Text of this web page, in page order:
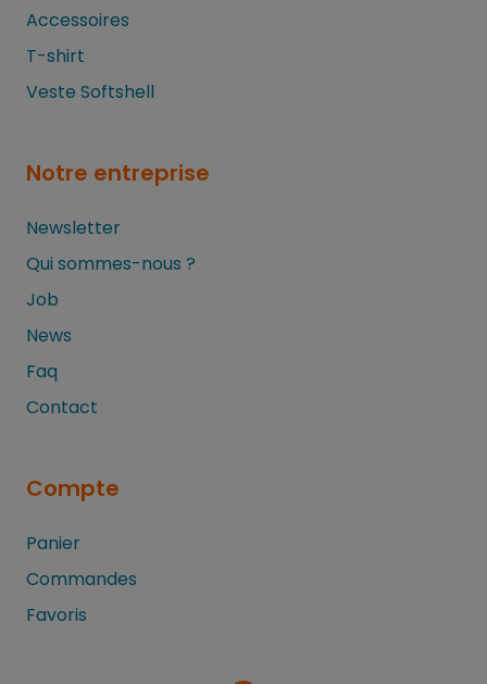
Accessoires
T-shirt
Veste Softshell
Notre entreprise
Newsletter
Qui sommes-nous ?
Job
News
Faq
Contact
Compte
Panier
Commandes
Favoris